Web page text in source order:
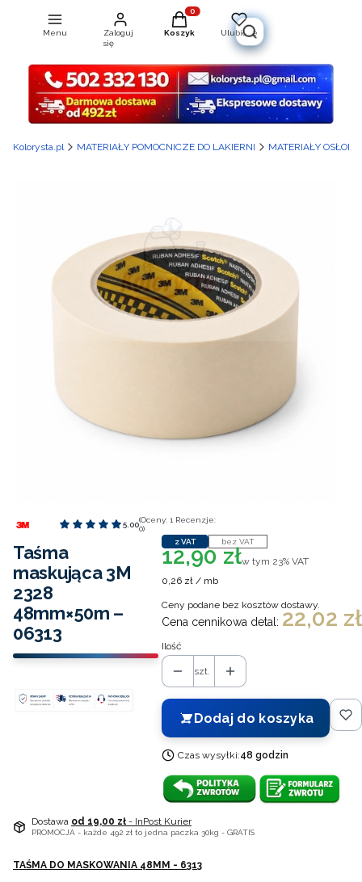
Menu
Zaloguj
się
Produkty w koszyku: 0. Zobacz
Koszyk UlubioneOtwórz wyszukiwarkę
Kolorysta.pl MATERIAŁY POMOCNICZE DO LAKIERNI MATERIAŁY
5.00(Oceny: 1 Recenzje:
0)
Taśma
maskująca 3M
2328
48mm×50m –
06313
z VAT bez VAT
Cena
12,90 złw tym 23% VAT
w tym 23% VAT
0,26 zł / mb
Ceny podane bez kosztów dostawy.
Cena cennikowa detal: 22,02 zł
Ilość
szt.
Dodaj do koszyka
Czas wysyłki:48 godzin
Dostawa od 19,00 zł - InPost Kurier
PROMOCJA - każde 492 zł to jedna paczka 30kg - GRATIS
TAŚMA DO MASKOWANIA 48MM - 6313